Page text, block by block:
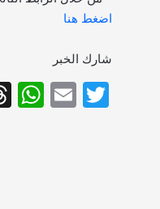
اضغط هنا
شارك الخبر
T
E
W